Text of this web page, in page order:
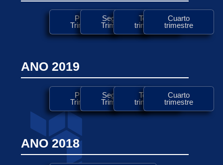
Primer
Trimestre
Segundo
Trimestre
Tercer
trimestre
Cuarto
trimestre
ANO 2019
Primer
Trimestre
Segundo
Trimestre
Tercer
trimestre
Cuarto
trimestre
ANO 2018